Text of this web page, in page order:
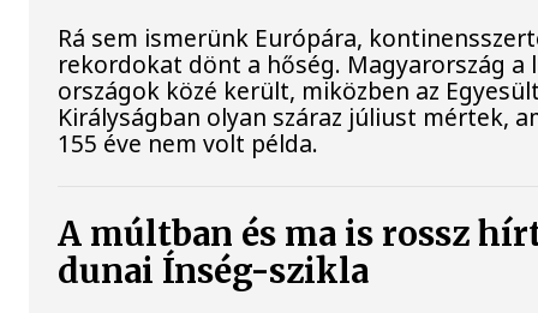
Rá sem ismerünk Európára,
rekordokat dönt a hőség. Magyarország
országok közé került, miközben az
Királyságban olyan száraz júliust mértek,
155 éve nem volt példa.
A múltban és ma is rossz
dunai Ínség-szikla